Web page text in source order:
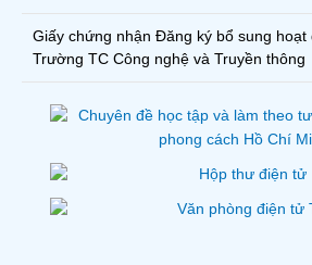
Giấy chứng nhận Đăng ký bổ sung hoạt
Trường TC Công nghệ và Truyền thông